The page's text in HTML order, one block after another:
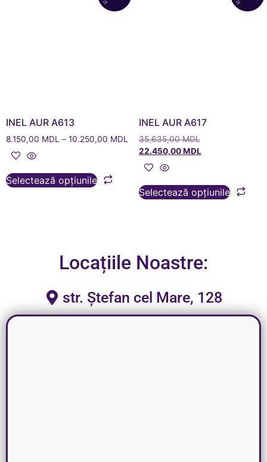
INEL AUR A613
8.150,00 MDL – 10.250,00 MDL
Selectează opțiunile
INEL AUR A617
35.635,00MDL
22.450,00MDL
Selectează opțiunile
Locațiile Noastre:
str. Ștefan cel Mare, 128